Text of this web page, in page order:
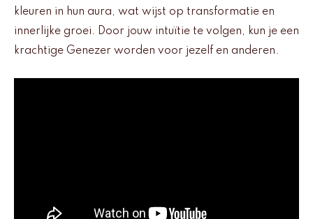
kleuren in hun aura, wat wijst op transformatie en
innerlijke groei. Door jouw intuïtie te volgen, kun je een
krachtige Genezer worden voor jezelf en anderen.